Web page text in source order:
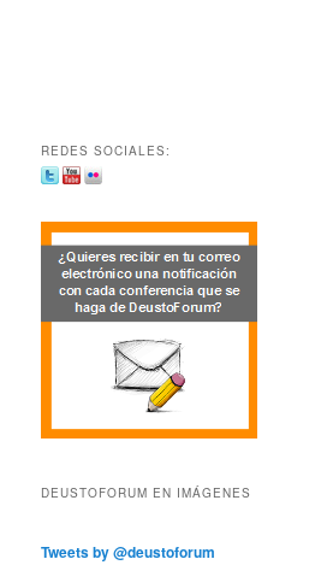
REDES SOCIALES:
DEUSTOFORUM EN IMÁGENES
Tweets by @deustoforum